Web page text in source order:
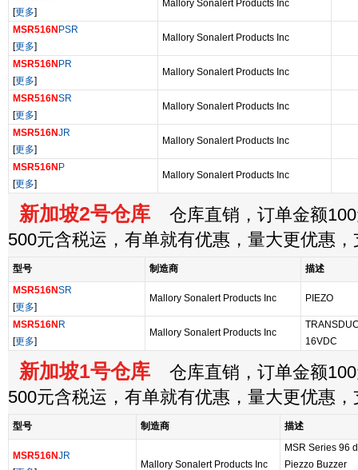
[更多]
Mallory Sonalert Products Inc
MSR516N PSR
[更多]
Mallory Sonalert Products Inc
MSR516N PR
[更多]
Mallory Sonalert Products Inc
MSR516NSR
[更多]
Mallory Sonalert Products Inc
MSR516NJR
[更多]
Mallory Sonalert Products Inc
MSR516N P
[更多]
Mallory Sonalert Products Inc
新加坡2号仓库 仓库直销，订单金额
500元含税运，有单就有优惠，量大更优惠
型号 制造商
描述
MSR516NSR
[更多]
Mallory Sonalert Products Inc PIEZO
MSR516N R
[更多]
Mallory Sonalert Products Inc
16VDC
新加坡1号仓库 仓库直销，订单金额
500元含税运，有单就有优惠，量大更优惠
型号 制造商 描述
MSR516NJR
Mallory Sonalert Products Inc
MSR Series 96
Piezzo Buzzer